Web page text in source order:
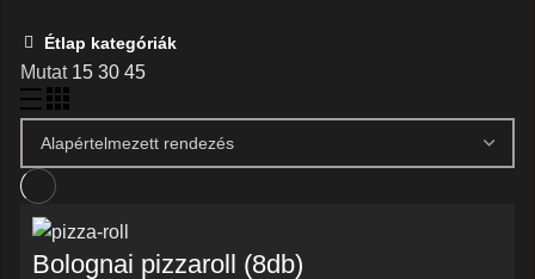
Étlap kategóriák
Mutat 15 30 45
Bolognai pizzaroll (8db)